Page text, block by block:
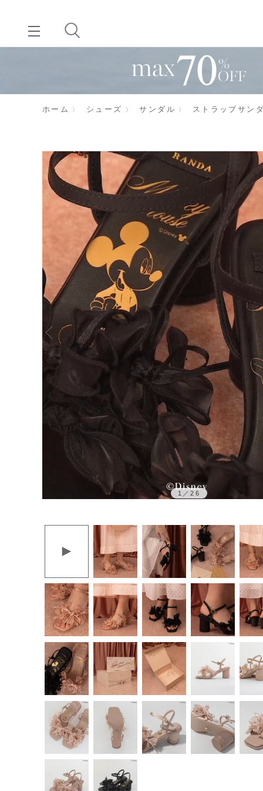
ホーム シューズ サンダル ストラップサン
1 ／26